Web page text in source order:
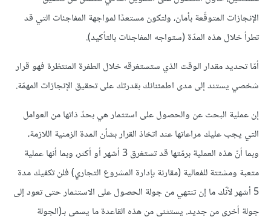
اﻹنجازات المتوقّعة بأمان، ولتكون مستعدًا لمواجهة المفاجئات التي قد
تطرأ خلال هذه المدّة (ستواجه المفاجئات بالتأكيد).
أمّا تحديد مقدار الوقت الذي ستستغرقه خلال الطفرة المنتظرة فهو قرار
شخصي يستند إلى مدى اطمئنانك بقدرتك على تحقيق اﻹنجازات المهمّة.
إن عملية البحث عن والحصول على استثمار هي بحدّ ذاتها من العوامل
التي يجب عليك مراعاتها عند اتخاذ القرار بشأن المدة الزمنية اللازمة،
وبما أنّ هذه العملية برمّتها قد تستغرق 3 أشهر أو أكثر، وبما أنها عملية
متعبة ومشتتة للفعالية (مقارنة بإدارة المشروع التجاري) فلن تكفيك مدة
5 أشهر ﻷنّك ما إن تنتهي من جولة الحصول على الاستثمار حتى تعود إلى
جولة أخرى من جديد. يستثنى من هذه القاعدة ما يسمى بـ(الجولة